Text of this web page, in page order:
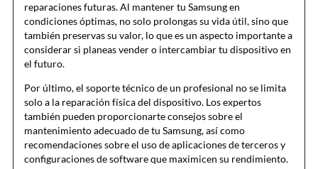
reparaciones futuras. Al mantener tu Samsung en
condiciones óptimas, no solo prolongas su vida útil, sino que
también preservas su valor, lo que es un aspecto importante a
considerar si planeas vender o intercambiar tu dispositivo en
el futuro.
Por último, el soporte técnico de un profesional no se limita
solo a la reparación física del dispositivo. Los expertos
también pueden proporcionarte consejos sobre el
mantenimiento adecuado de tu Samsung, así como
recomendaciones sobre el uso de aplicaciones de terceros y
configuraciones de software que maximicen su rendimiento.